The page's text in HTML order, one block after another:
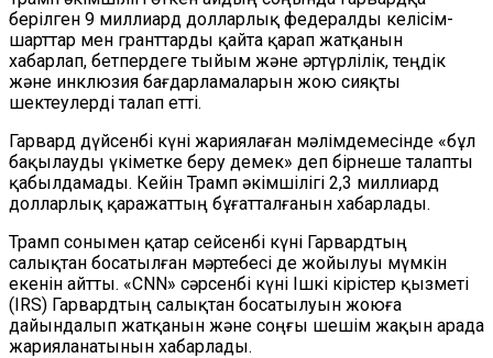
берілген 9 миллиард долларлық федералды келісім-
шарттар мен гранттарды қайта қарап жатқанын
хабарлап, бетпердеге тыйым және әртүрлілік, теңдік
және инклюзия бағдарламаларын жою сияқты
шектеулерді талап етті.
Гарвард дүйсенбі күні жариялаған мәлімдемесінде «бұл
бақылауды үкіметке беру демек» деп бірнеше талапты
қабылдамады. Кейін Трамп әкімшілігі 2,3 миллиард
долларлық қаражаттың бұғатталғанын хабарлады.
Трамп сонымен қатар сейсенбі күні Гарвардтың
салықтан босатылған мәртебесі де жойылуы мүмкін
екенін айтты. «CNN» сәрсенбі күні Ішкі кірістер қызметі
(IRS) Гарвардтың салықтан босатылуын жоюға
дайындалып жатқанын және соңғы шешім жақын арада
жарияланатынын хабарлады.